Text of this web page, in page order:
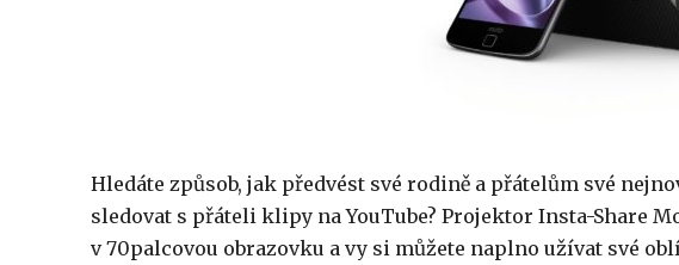
Hledáte způsob, jak předvést své rodině a přátelům své
sledovat s přáteli klipy na YouTube? Projektor Insta-Share
v 70palcovou obrazovku a vy si můžete naplno užívat své